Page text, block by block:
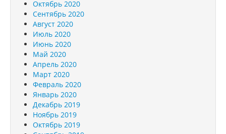
Октябрь 2020
Сентябрь 2020
Август 2020
Июль 2020
Июнь 2020
Май 2020
Апрель 2020
Март 2020
Февраль 2020
Январь 2020
Декабрь 2019
Ноябрь 2019
Октябрь 2019